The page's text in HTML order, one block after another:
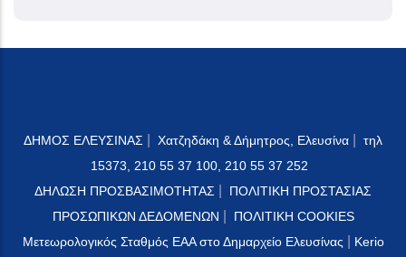
ΔΗΜΟΣ ΕΛΕΥΣΙΝΑΣ Χατζηδάκη & Δήμητρος, Ελευσίνα
τηλ
15373, 210 55 37 100, 210 55 37 252
ΔΗΛΩΣΗ ΠΡΟΣΒΑΣΙΜΟΤΗΤΑΣ
ΠΟΛΙΤΙΚΗ ΠΡΟΣΤΑΣΙΑΣ
ΠΡΟΣΩΠΙΚΩΝ ΔΕΔΟΜΕΝΩΝ
ΠΟΛΙΤΙΚΗ COOKIES
Μετεωρολογικός Σταθμός ΕΑΑ στο Δημαρχείο Ελευσίνας
Kerio